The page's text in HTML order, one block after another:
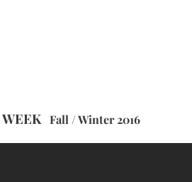
Fall / Winter 2016